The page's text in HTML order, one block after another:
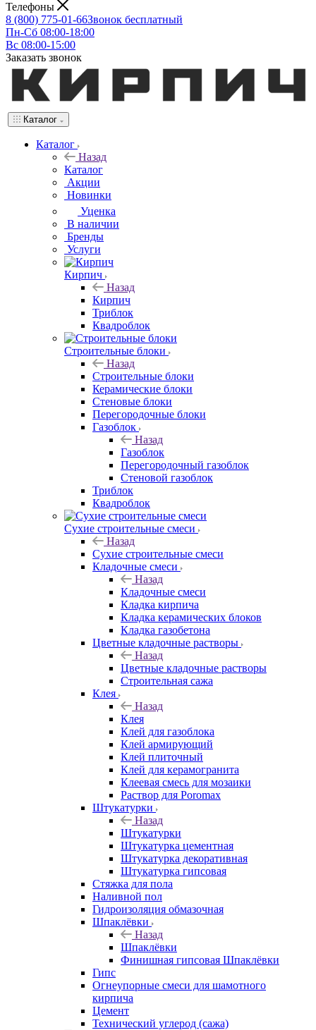
Телефоны
8 (800) 775-01-66Звонок бесплатный
Пн-Сб 08:00-18:00
Вс 08:00-15:00
Заказать звонок
Каталог
Каталог
Назад
Каталог
Акции
Новинки
Уценка
В наличии
Бренды
Услуги
Кирпич
Назад
Кирпич
Триблок
Квадроблок
Строительные блоки
Назад
Строительные блоки
Керамические блоки
Стеновые блоки
Перегородочные блоки
Газоблок
Назад
Газоблок
Перегородочный газоблок
Стеновой газоблок
Триблок
Квадроблок
Сухие строительные смеси
Назад
Сухие строительные смеси
Кладочные смеси
Назад
Кладочные смеси
Кладка кирпича
Кладка керамических блоков
Кладка газобетона
Цветные кладочные растворы
Назад
Цветные кладочные растворы
Строительная сажа
Клея
Назад
Клея
Клей для газоблока
Клей армирующий
Клей плиточный
Клей для керамогранита
Клеевая смесь для мозаики
Раствор для Poromax
Штукатурки
Назад
Штукатурки
Штукатурка цементная
Штукатурка декоративная
Штукатурка гипсовая
Стяжка для пола
Наливной пол
Гидроизоляция обмазочная
Шпаклёвки
Назад
Шпаклёвки
Финишная гипсовая Шпаклёвки
Гипс
Огнеупорные смеси для шамотного
кирпича
Цемент
Технический углерод (сажа)